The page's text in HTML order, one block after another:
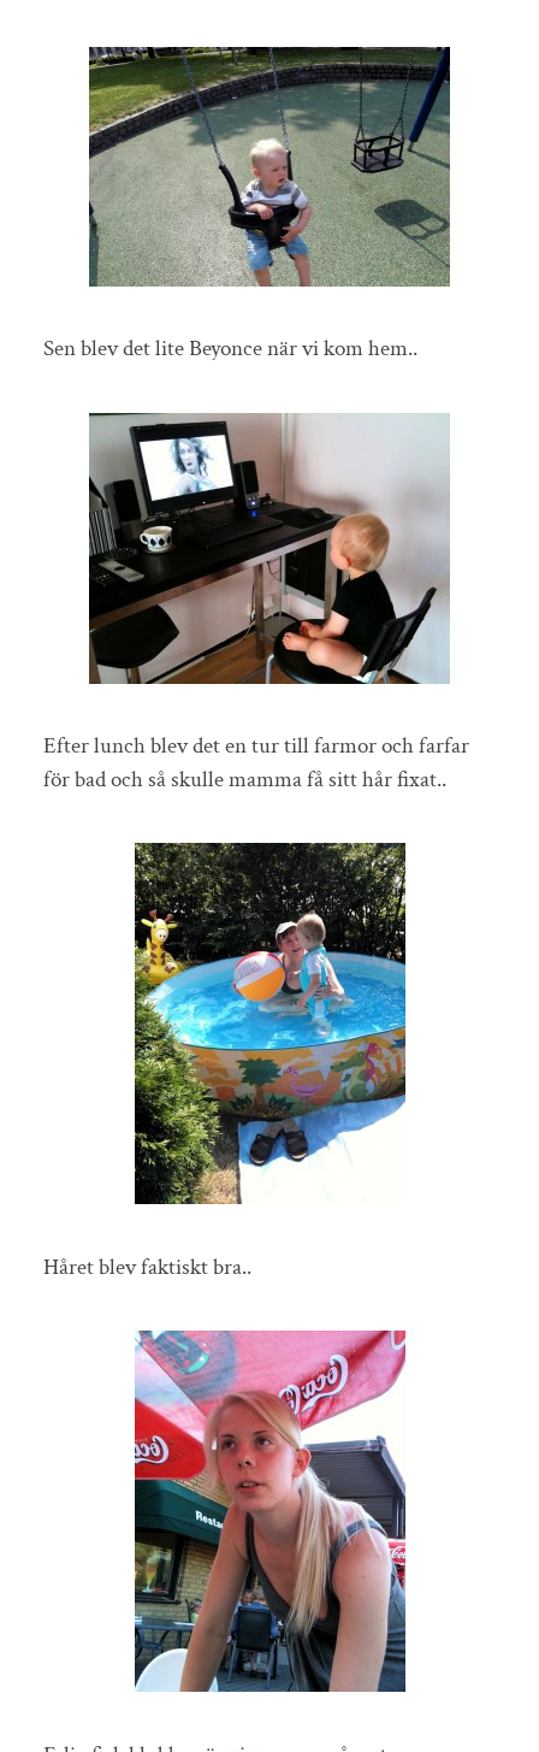
Sen blev det lite Beyonce när vi kom hem..
Efter lunch blev det en tur till farmor och farfar
för bad och så skulle mamma få sitt hår fixat..
Håret blev faktiskt bra..